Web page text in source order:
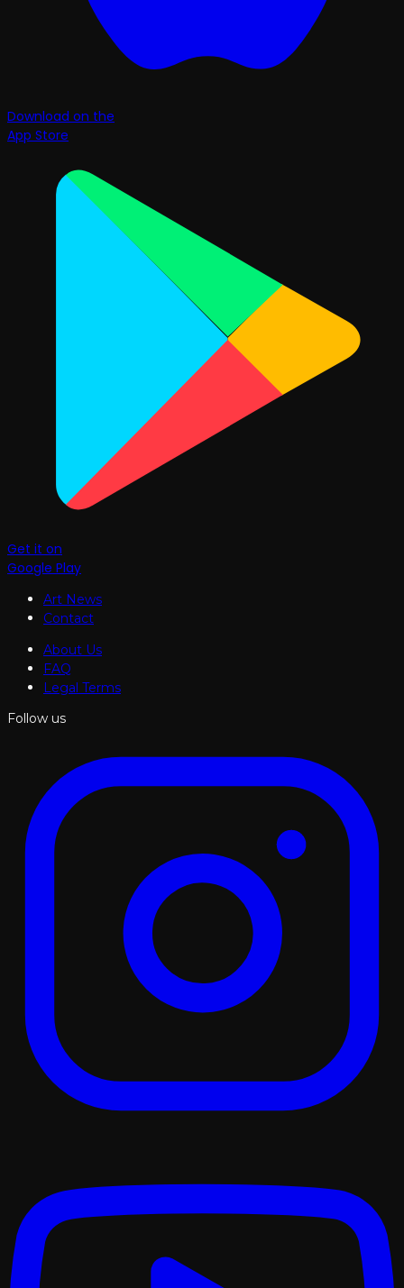
Download on the
App Store
Get it on
Google Play
Art News
Contact
About Us
FAQ
Legal Terms
Follow us